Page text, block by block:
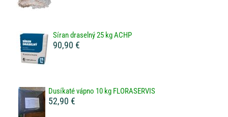
Síran draselný 25 kg ACHP
90,90 €
Dusíkaté vápno 10 kg FLORASERVIS
52,90 €